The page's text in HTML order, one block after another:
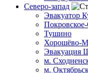
Северо-запад
Эвакуатор
Тушино
Хорошёво-
Эвакуация
м.
м.